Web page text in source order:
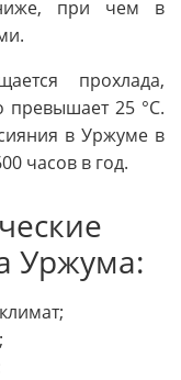
при чем в
прохлада,
превышает 25 °C.
в Уржуме в
часов в год.
Уржума: